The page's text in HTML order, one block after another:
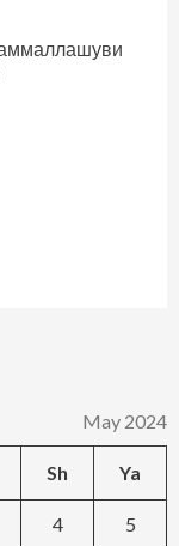
May 2024
Sh Ya
4 5